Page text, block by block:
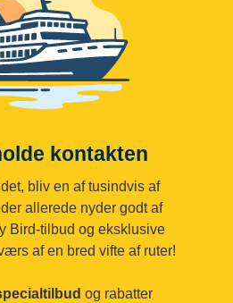
kontakten
bliv en af tusindvis af
allerede nyder godt af
Bird-tilbud og eksklusive
af en bred vifte af ruter!
og rabatter